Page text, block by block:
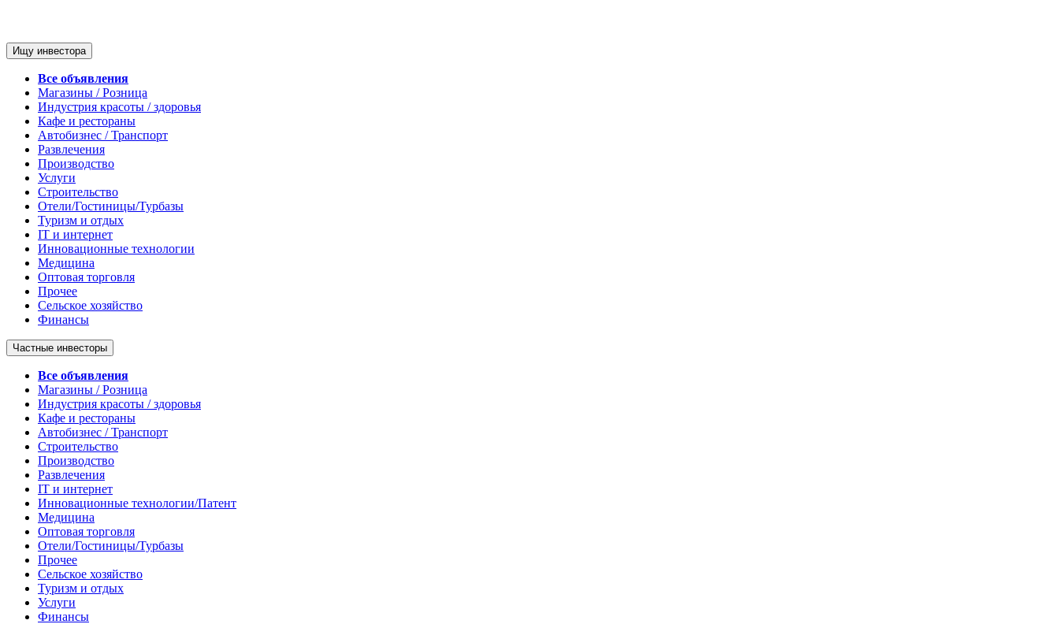
Ищу инвестора
Все объявления
Магазины / Розница
Индустрия красоты / здоровья
Кафе и рестораны
Автобизнес / Транспорт
Развлечения
Производство
Услуги
Строительство
Отели/Гостиницы/Турбазы
Туризм и отдых
IT и интернет
Инновационные технологии
Медицина
Оптовая торговля
Прочее
Сельское хозяйство
Финансы
Частные инвесторы
Все объявления
Магазины / Розница
Индустрия красоты / здоровья
Кафе и рестораны
Автобизнес / Транспорт
Строительство
Производство
Развлечения
IT и интернет
Инновационные технологии/Патент
Медицина
Оптовая торговля
Отели/Гостиницы/Турбазы
Прочее
Сельское хозяйство
Туризм и отдых
Услуги
Финансы